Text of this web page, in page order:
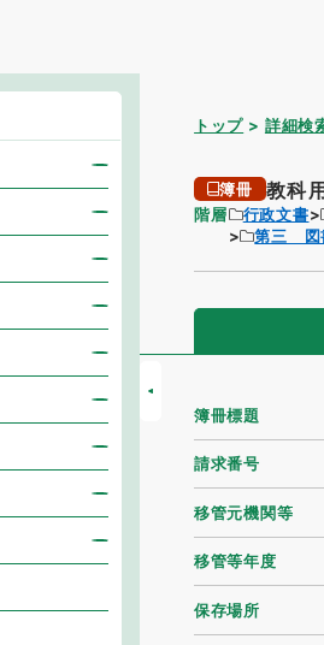
トップ 詳細検
簿冊 教科
階層 行政文書
第三 図
簿冊標題
請求番号
移管元機関等
移管等年度
保存場所